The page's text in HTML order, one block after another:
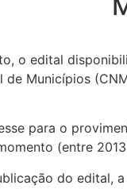
o edital
de Municípios
para o
(entre
do edital,